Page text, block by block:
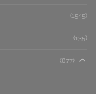
(1545)
(135)
(877)